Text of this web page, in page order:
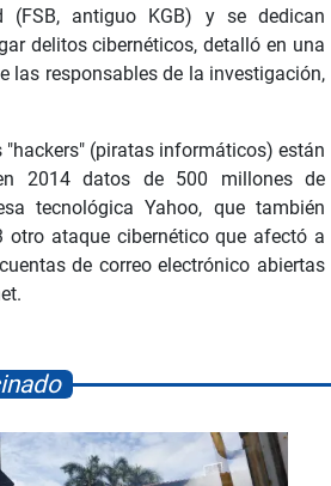
(FSB, antiguo KGB) y se dedican
delitos cibernéticos, detalló en una
las responsables de la investigación,
"hackers" (piratas informáticos) están
2014 datos de 500 millones de
tecnológica Yahoo, que también
ataque cibernético que afectó a
de correo electrónico abiertas